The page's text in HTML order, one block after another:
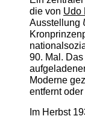
die von Udo
Ausstellung
90. Mal.
Moderne
entfernt
Im Herbst